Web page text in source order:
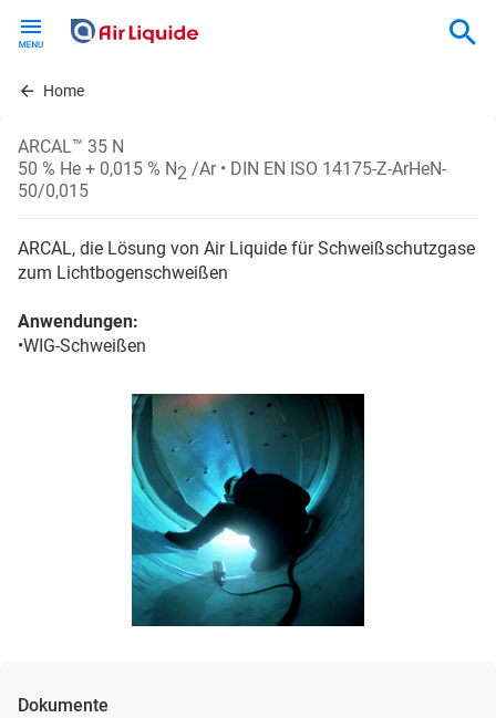
contentHome
ARCAL™ 35 N
50 % He + 0,015 % N2 /Ar • DIN EN ISO 14175-Z-ArHeN-
50/0,015
ARCAL, die Lösung von Air Liquide für Schweißschutzgase
zum Lichtbogenschweißen
Anwendungen:
•WIG-Schweißen
Dokumente